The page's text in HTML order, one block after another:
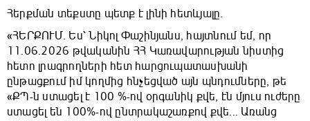
Հերքման տեքստը պետք է լինի հետևյալը.
«ՀԵՐՔՈՒՄ. Ես՝ Նիկոլ Փաշինյանս, հայտնում եմ, որ
11.06.2026 թվականին ՀՀ Կառավարության նիստից
հետո լրագրողների հետ հարցուպատասխանի
ընթացքում իմ կողմից հնչեցված այն պնդումները, թե
«ՔՊ-ն ստացել է 100 %-ով օրգանիկ քվե, էն մյուս ուժերը
ստացել են 100%-ով ընտրակաշառքով քվե... Առանց